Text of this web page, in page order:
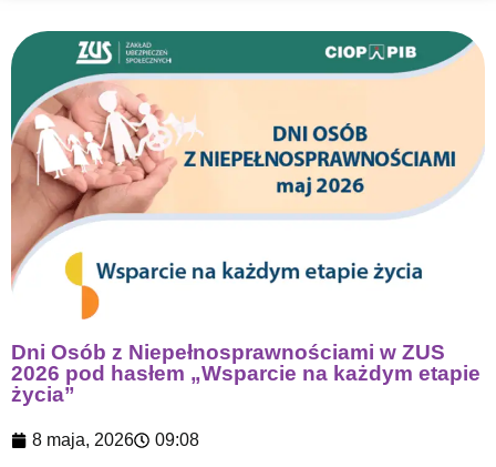
Dni Osób z Niepełnosprawnościami w ZUS
2026 pod hasłem „Wsparcie na każdym etapie
życia”
8 maja, 2026 09:08